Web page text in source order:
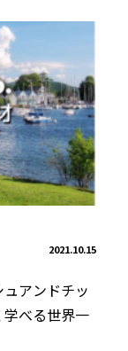
2021.10.15
アンドチッ
べる世界一